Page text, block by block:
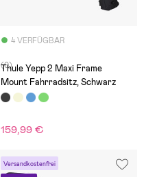
4 VERFÜGBAR
(0)
Thule Yepp 2 Maxi Frame
Mount Fahrradsitz, Schwarz
159,99 €
Versandkostenfrei